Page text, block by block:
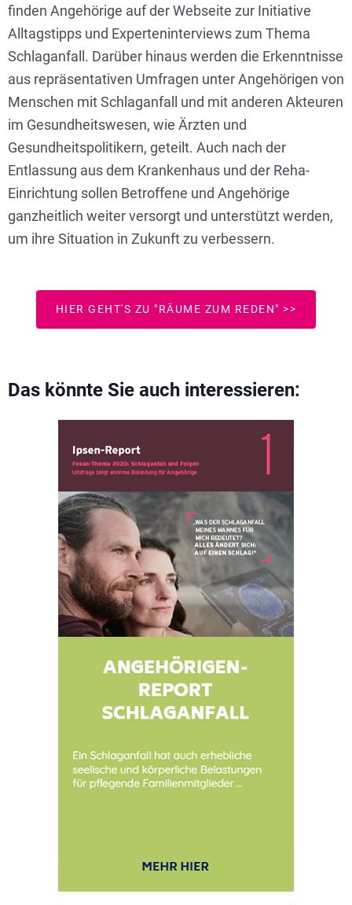
finden Angehörige auf der Webseite zur Initiative
Alltagstipps und Experteninterviews zum Thema
Schlaganfall. Darüber hinaus werden die Erkenntnisse
aus repräsentativen Umfragen unter Angehörigen von
Menschen mit Schlaganfall und mit anderen Akteuren
im Gesundheitswesen, wie Ärzten und
Gesundheitspolitikern, geteilt. Auch nach der
Entlassung aus dem Krankenhaus und der Reha-
Einrichtung sollen Betroffene und Angehörige
ganzheitlich weiter versorgt und unterstützt werden,
um ihre Situation in Zukunft zu verbessern.
HIER GEHT'S ZU "RÄUME ZUM REDEN" >>
Das könnte Sie auch interessieren: